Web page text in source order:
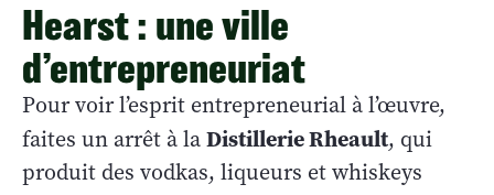
Hearst : une ville
d’entrepreneuriat
Pour voir l’esprit entrepreneurial à l’œuvre,
faites un arrêt à laDistillerie Rheault, qui
produit des vodkas, liqueurs et whiskeys